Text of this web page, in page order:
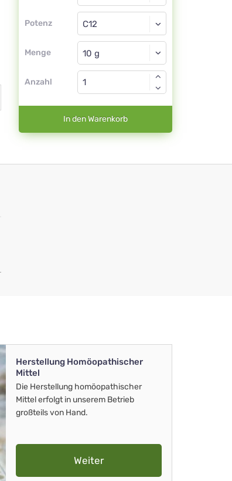
Potenz
Globuli
C12
Menge
Globuli
Anzahl
In den Warenkorb
Herstellung Homöopathischer
Mittel
Die Herstellung homöopathischer
Mittel erfolgt in unserem Betrieb
großteils von Hand.
Weiter